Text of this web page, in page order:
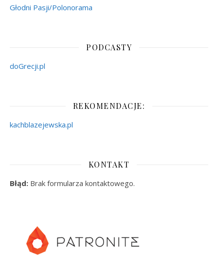
Głodni Pasji/Polonorama
PODCASTY
doGrecji.pl
REKOMENDACJE:
kachblazejewska.pl
KONTAKT
Błąd: Brak formularza kontaktowego.